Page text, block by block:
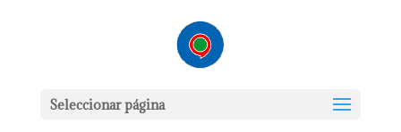
Seleccionar página